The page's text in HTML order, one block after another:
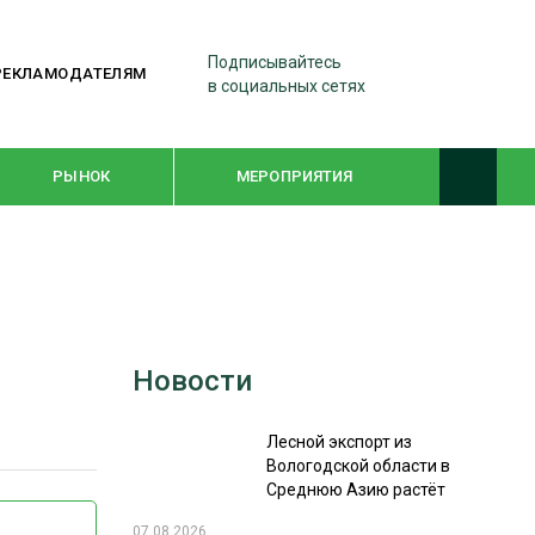
Подписывайтесь
в социальных сетях
РЫНОК МЕРОПРИЯТИЯ
WOODEX-2021
СУШКА ДРЕВЕСИНЫ
Новости
Лесной экспорт из
Вологодской области в
Среднюю Азию растёт
07.08.2026